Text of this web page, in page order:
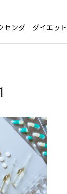
センダ ダイエッ